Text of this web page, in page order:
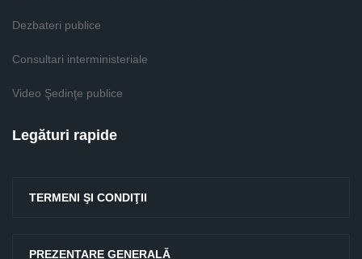
Dezbateri publice
Consultari interministeriale
Video Şedinţe publice
Legături rapide
TERMENI ŞI CONDIŢII
PREZENTARE GENERALĂ